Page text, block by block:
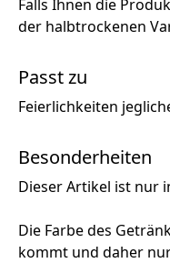
Falls Ihnen die
der halbtrockenen
Passt zu
Feierlichkeiten
Besonderheiten
Dieser Artikel ist nur
Die Farbe des
kommt und daher